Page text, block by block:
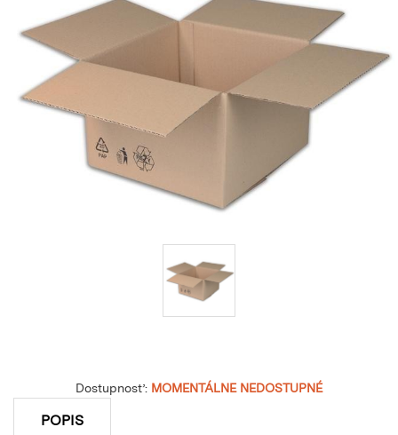
Dostupnosť: MOMENTÁLNE NEDOSTUPNÉ
POPIS